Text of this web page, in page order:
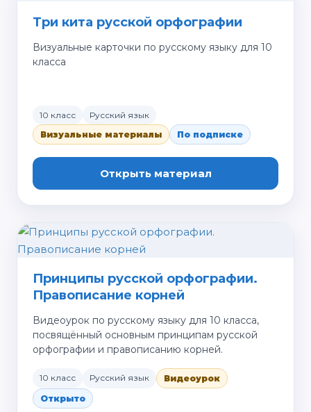
Три кита русской орфографии
Визуальные карточки по русскому языку для 10
класса
10 класс
Русский язык
Визуальные материалы
По подписке
Открыть материал
Принципы русской орфографии.
Правописание корней
Видеоурок по русскому языку для 10 класса,
посвящённый основным принципам русской
орфографии и правописанию корней.
10 класс Русский язык
Видеоурок
Открыто